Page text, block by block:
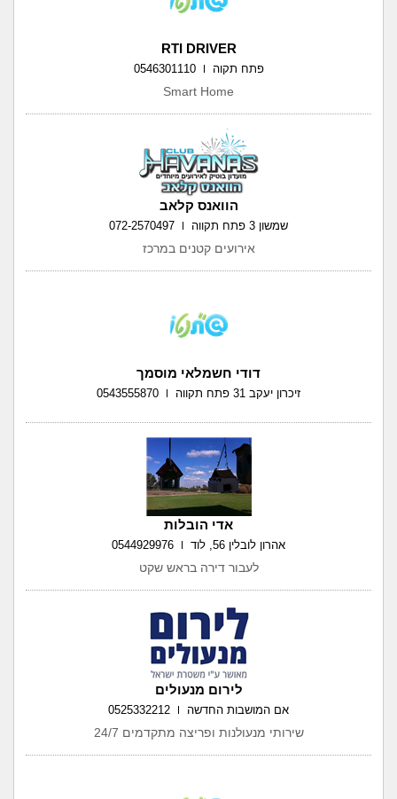
RTI DRIVER
פתח תקוה 0546301110
Smart Home
הוואנס קלאב
שמשון 3 פתח תקווה 072-2570497
אירועים קטנים במרכז
דודי חשמלאי מוסמך
זיכרון יעקב 31 פתח תקווה 0543555870
אדי הובלות
אהרון לובלין 56, לוד 0544929976
לעבור דירה בראש שקט
לירום מנעולים
אם המושבות החדשה 0525332212
שירותי מנעולנות ופריצה מתקדמים 24/7